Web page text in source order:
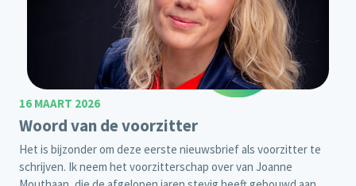
16 MAART 2026
Woord van de voorzitter
Het is bijzonder om deze eerste nieuwsbrief als voorzitter te
schrijven. Ik neem het voorzitterschap over van Joanne